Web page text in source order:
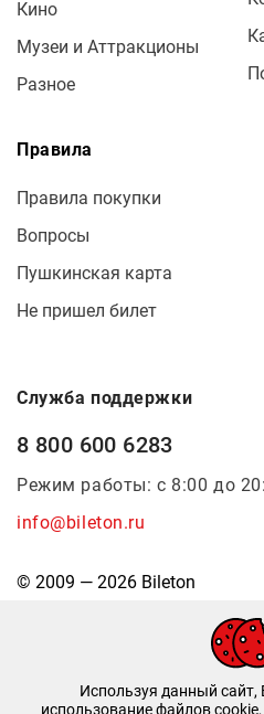
Кино
Музеи и Аттракционы
Разное
Правила
Правила покупки
Вопросы
Пушкинская карта
Не пришел билет
Служба поддержки
8 800 600 6283
Режим работы: с 8:00 до
info@bileton.ru
© 2009 — 2026 Bileton
Используя данный сайт,
использование файлов